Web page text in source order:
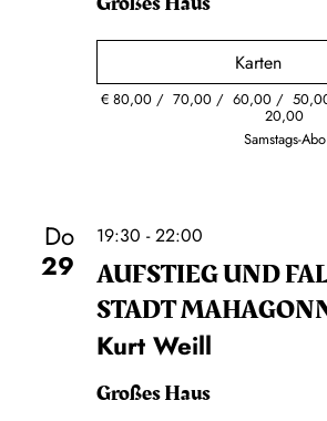
Karten
€80,00 70,00 60,00
20,00
Samstags-Abo
Do
29
19:30 - 22:00
AUFSTIEG UND
STADT
Kurt Weill
Großes Haus